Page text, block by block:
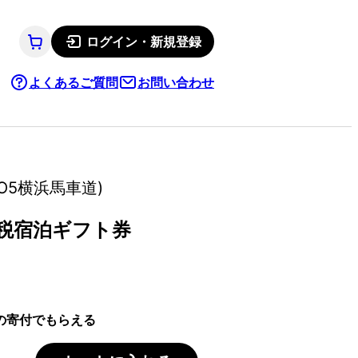
ログイン・新規登録
よくあるご質問 お問い合わせ
横浜馬車道)
宿泊ギフト券
寄付でもらえる